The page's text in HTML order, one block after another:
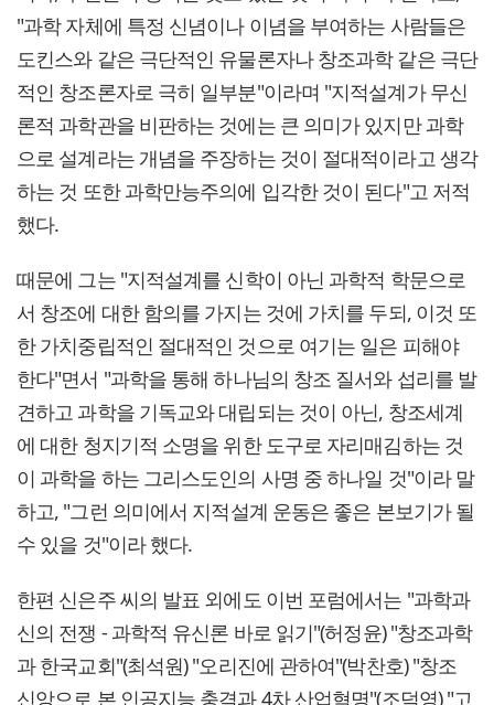
"과학 자체에 특정 신념이나 이념을 부여하는 사람들은
도킨스와 같은 극단적인 유물론자나 창조과학 같은 극단
적인 창조론자로 극히 일부분"이라며 "지적설계가 무신
론적 과학관을 비판하는 것에는 큰 의미가 있지만 과학
으로 설계라는 개념을 주장하는 것이 절대적이라고 생각
하는 것 또한 과학만능주의에 입각한 것이 된다"고 저적
했다.
때문에 그는 "지적설계를 신학이 아닌 과학적 학문으로
서 창조에 대한 함의를 가지는 것에 가치를 두되, 이것 또
한 가치중립적인 절대적인 것으로 여기는 일은 피해야
한다"면서 "과학을 통해 하나님의 창조 질서와 섭리를 발
견하고 과학을 기독교와 대립되는 것이 아닌, 창조세계
에 대한 청지기적 소명을 위한 도구로 자리매김하는 것
이 과학을 하는 그리스도인의 사명 중 하나일 것"이라 말
하고, "그런 의미에서 지적설계 운동은 좋은 본보기가 될
수 있을 것"이라 했다.
한편 신은주 씨의 발표 외에도 이번 포럼에서는 "과학과
신의 전쟁 - 과학적 유신론 바로 읽기"(허정윤) "창조과학
과 한국교회"(최석원) "오리진에 관하여"(박찬호) "창조
신앙으로 본 인공지능 충격과 4차 산업혁명"(조덕영) "고